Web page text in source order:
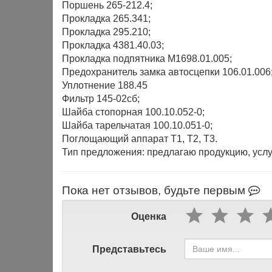
Поршень 265-212.4;
Прокладка 265.341;
Прокладка 295.210;
Прокладка 4381.40.03;
Прокладка подпятника М1698.01.005;
Предохранитель замка автосцепки 106.01.006;
Уплотнение 188.45
Фильтр 145-02сб;
Шайба стопорная 100.10.052-0;
Шайба тарельчатая 100.10.051-0;
Поглощающий аппарат Т1, Т2, Т3.
Тип предложения: предлагаю продукцию,
Пока нет отзывов, будьте первым
Оценка
Представьтесь